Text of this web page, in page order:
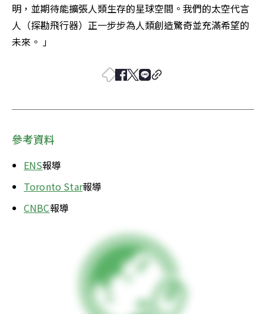
明，並期待能擴張人類生存的星球空間。我們的太空代言
人（探勘飛行器）正一步步為人類創造驚奇並充滿希望的
未來。 」
參考資料
ENS報導
Toronto Star報導
CNBC報導